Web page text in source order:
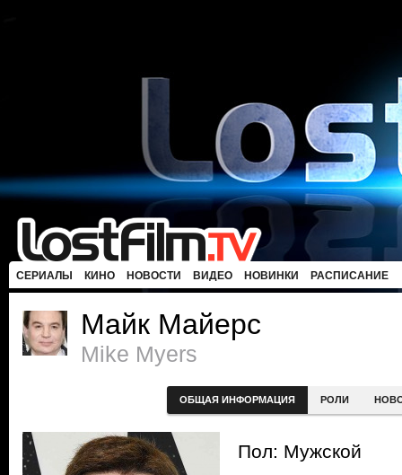
СЕРИАЛЫ КИНО НОВОСТИ ВИДЕО НОВИНКИ РАСПИСАНИЕ
Майк Майерс
Mike Myers
ОБЩАЯ ИНФОРМАЦИЯ РОЛИ
Пол: Мужской